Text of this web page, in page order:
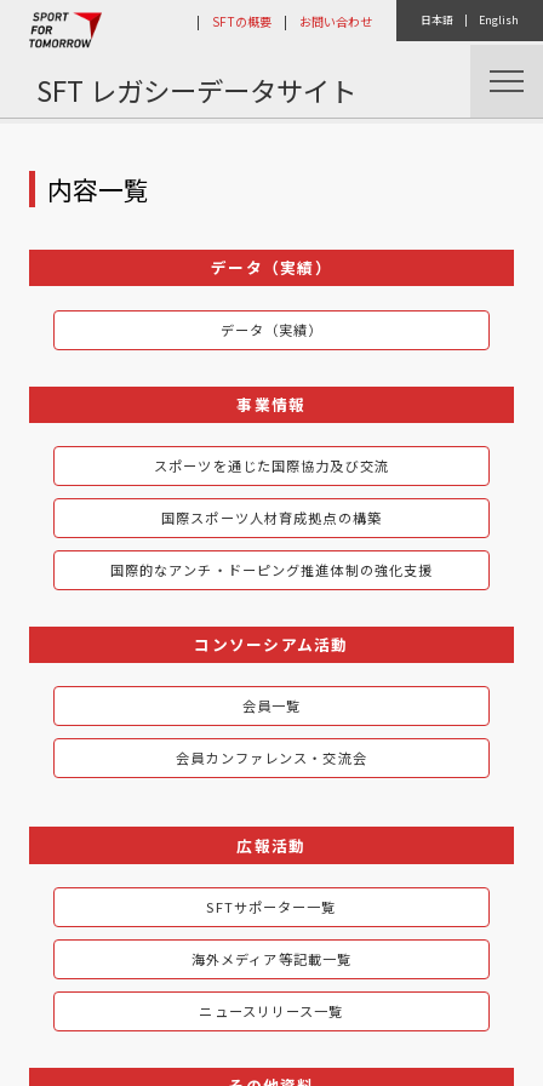
日本語 | English
| SFTの概要 | お問い合わせ
SFT レガシーデータサイト
トップ
内容一覧
データ（実績）
データ（実績）
事業情報
スポーツを通じた国際協力及び交流
国際スポーツ人材育成拠点の構築
国際的なアンチ・ドーピング推進体制の強化支援
コンソーシアム活動
会員一覧
会員カンファレンス・交流会
広報活動
SFTサポーター一覧
海外メディア等記載一覧
ニュースリリース一覧